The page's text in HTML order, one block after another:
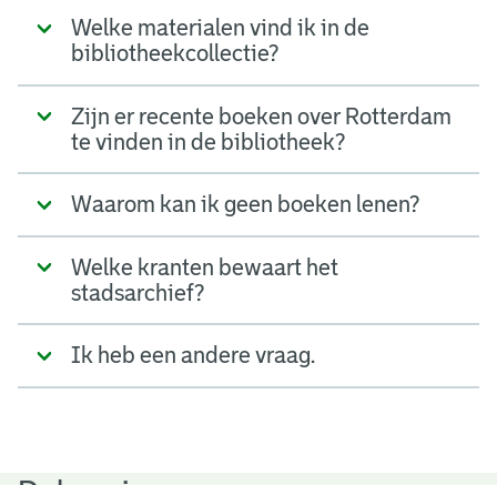
Welke materialen vind ik in de
bibliotheekcollectie?
Zijn er recente boeken over Rotterdam
te vinden in de bibliotheek?
Waarom kan ik geen boeken lenen?
Welke kranten bewaart het
stadsarchief?
Ik heb een andere vraag.